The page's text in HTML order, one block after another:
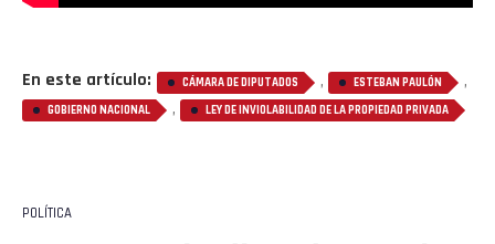
En este artículo: CÁMARA DE DIPUTADOS , ESTEBAN PAULÓN ,
GOBIERNO NACIONAL , LEY DE INVIOLABILIDAD DE LA PROPIEDAD PRIVADA
POLÍTICA